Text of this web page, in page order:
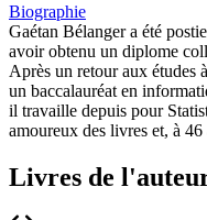
Biographie
Gaétan Bélanger a été
avoir obtenu un diplome
Après un retour aux études
un baccalauréat en
il travaille depuis pour
amoureux des livres et, à
Livres de